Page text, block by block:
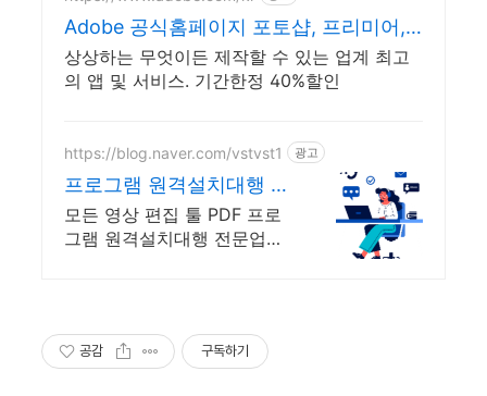
Adobe 공식홈페이지 포토샵, 프리미어,
일러스트
상상하는 무엇이든 제작할 수 있는 업계 최고
의 앱 및 서비스. 기간한정 40%할인
https://blog.naver.com/vstvst1 광고
프로그램 원격설치대행 업
체 프로그램 원격설치대행
전문
모든 영상 편집 툴 PDF 프로
그램 원격설치대행 전문업체/
상담/ 영구AS
공감 구독하기